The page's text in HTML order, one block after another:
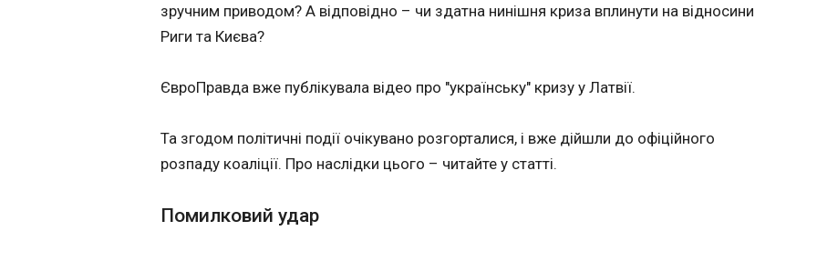
Китаю Сі Цзінпіном.
гарматного салюту,
ЧИТАТЬ ЧИТАТЬ
Стармера хочуть
за
зручним приводом? А відповідно – чи здатна нинішня криза вплинути на відносини
Риги та Києва?
ЄвроПравда вже публікувала відео про "українську" кризу у Латвії.
Та згодом політичні події очікувано розгорталися, і вже дійшли до офіційного
розпаду коаліції. Про наслідки цього – читайте у статті.
Помилковий удар